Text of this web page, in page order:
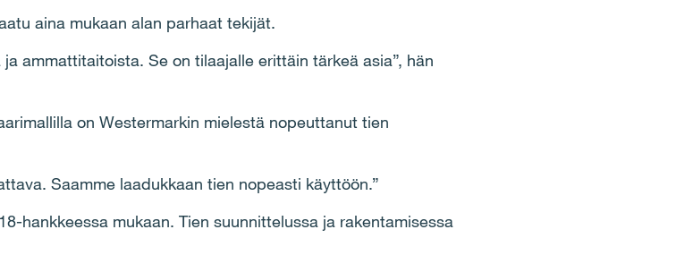
aina mukaan alan parhaat tekijät.
ammattitaitoista. Se on tilaajalle erittäin tärkeä asia”, hän
on Westermarkin mielestä nopeuttanut tien
Saamme laadukkaan tien nopeasti käyttöön.”
hankkeessa mukaan. Tien suunnittelussa ja rakentamisessa